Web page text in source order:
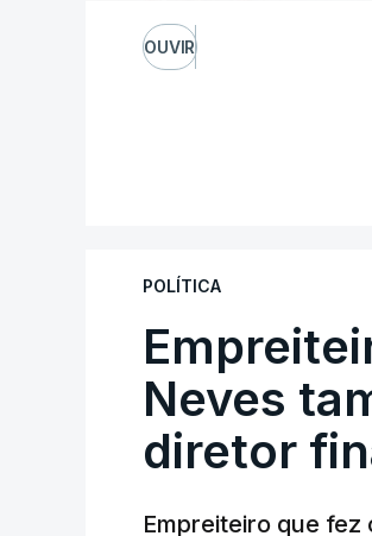
OUVIR
POLÍTICA
Neves
diretor
Empreiteiro que